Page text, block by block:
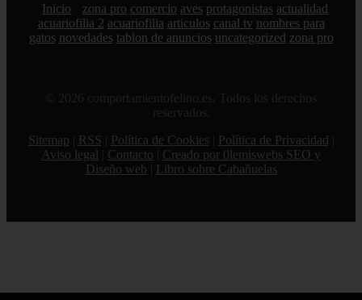
Inicio zona pro comercio aves protagonistas actualidad
acuariofilia 2 acuariofilia articulos canal tv nombres para
gatos novedades tablon de anuncios uncategorized zona pro
© 2026 comportamientofelino.es. Todos los derechos
reservados.
Sitemap
RSS Política de Cookies Política de Privacidad
Aviso legal
Contacto
Creado por 0lemiswebs SEO y
Diseño web
Libro sobre Cabañuelas